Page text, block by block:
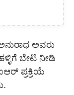
ಅವರು
ಬೇಟಿ ನೀಡಿ
ಪ್ರಕ್ರಿಯೆ